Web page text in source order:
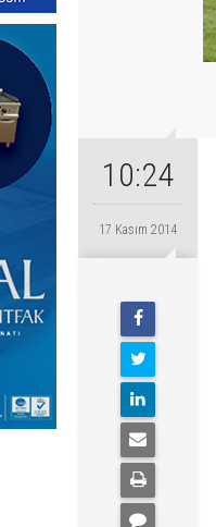
10:24
17 Kasım 2014